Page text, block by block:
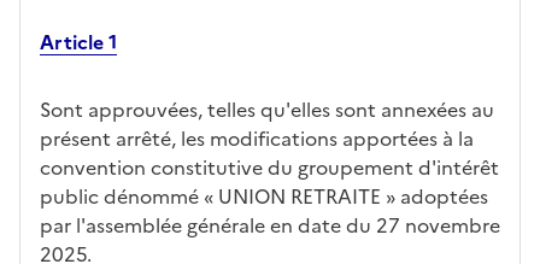
Article 1
Sont approuvées, telles qu'elles sont annexées au
présent arrêté, les modifications apportées à la
convention constitutive du groupement d'intérêt
public dénommé « UNION RETRAITE » adoptées
par l'assemblée générale en date du 27 novembre
2025.